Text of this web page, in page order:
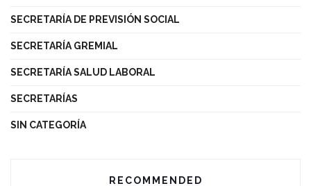
SECRETARÍA DE PREVISIÓN SOCIAL
SECRETARÍA GREMIAL
SECRETARÍA SALUD LABORAL
SECRETARÍAS
SIN CATEGORÍA
RECOMMENDED